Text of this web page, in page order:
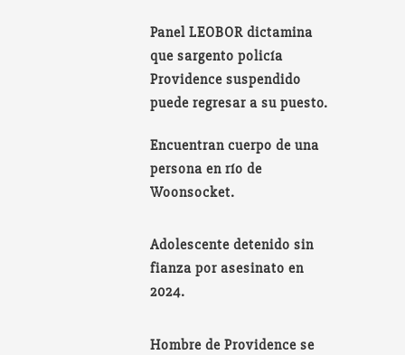
Panel LEOBOR dictamina
que sargento policía
Providence suspendido
puede regresar a su puesto.
Encuentran cuerpo de una
persona en río de
Woonsocket.
Adolescente detenido sin
fianza por asesinato en
2024.
Hombre de Providence se